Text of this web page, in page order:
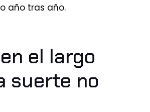
año tras año.
el largo
suerte no